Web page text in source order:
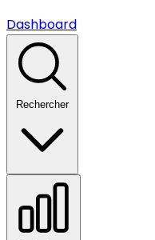
Dashboard
Rechercher